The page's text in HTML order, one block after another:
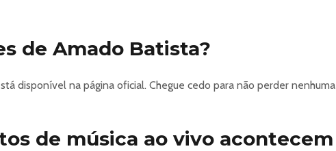
de Amado Batista?
disponível na página oficial. Chegue cedo para não perder nenhuma
de música ao vivo acontecem